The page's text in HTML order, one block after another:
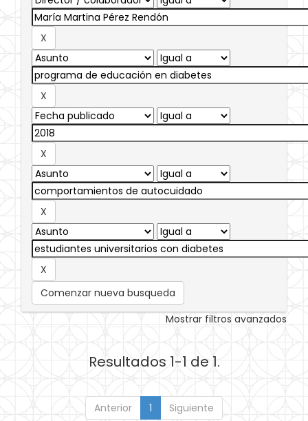
Comenzar nueva busqueda
Mostrar filtros avanzados
Resultados 1-1 de 1.
Anterior 1 Siguiente